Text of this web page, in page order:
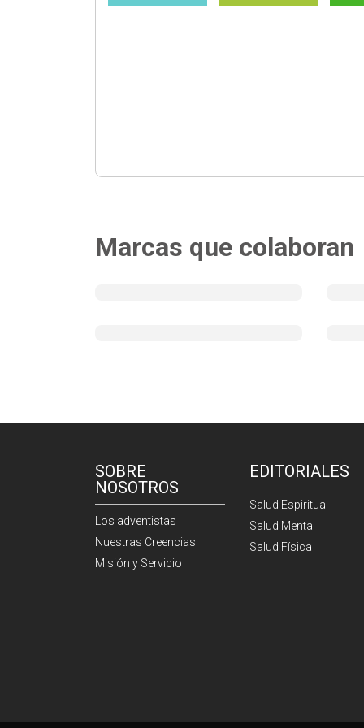
Marcas que colaboran
SOBRE
NOSOTROS
Los adventistas
Nuestras Creencias
Misión y Servicio
EDITORIALES
Salud Espiritual
Salud Mental
Salud Física